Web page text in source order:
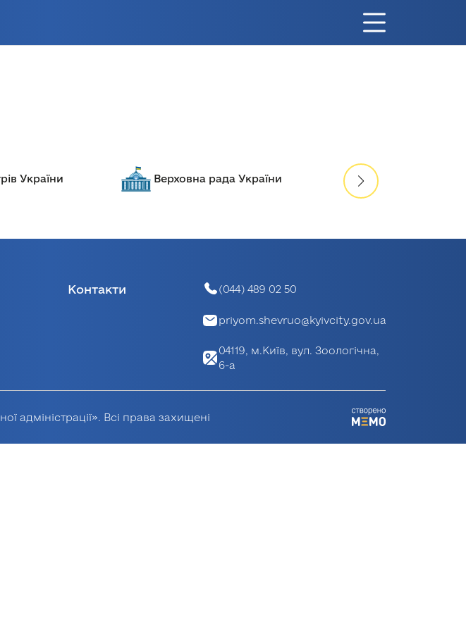
Верховна рада України
Міністерство освіти і науки
України
Контакти (044) 489 02 50
priyom.shevruo@kyivcity.gov.ua
04119, м.Київ, вул. Зоологічна,
6-а
адміністрації». Всі права захищені